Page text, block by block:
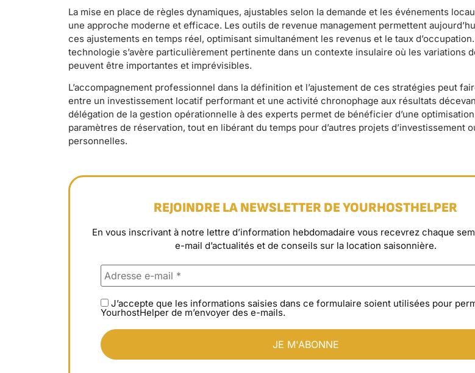
La mise en place de règles dynamiques, ajustables selon la demande et les événements
une approche moderne et efficace. Les outils de revenue management permettent
ces ajustements en temps réel, optimisant simultanément les revenus et le taux
technologie s’avère particulièrement pertinente dans un contexte insulaire où les variations
peuvent être importantes et imprévisibles.
L’accompagnement professionnel dans la définition et l’ajustement de ces stratégies peut
entre un investissement locatif performant et une activité chronophage aux résultats
délégation de la gestion opérationnelle à des experts permet de bénéficier d’une
paramètres de réservation, tout en libérant du temps pour d’autres projets d’investissement
personnelles.
REJOINDRE LA NEWSLETTER DE YOURHOSTHELPER
En vous inscrivant à notre lettre d’information hebdomadaire vous recevrez chaque
e-mail d’actualités et de conseils sur la location saisonnière.
J’accepte que les informations saisies dans ce formulaire soient utilisées pour
YourhostHelper de m’envoyer des e-mails.